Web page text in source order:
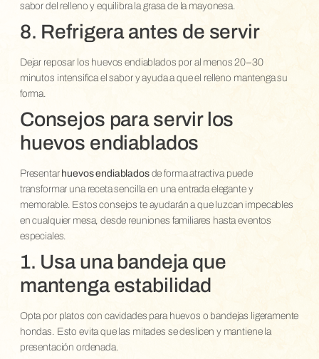
sabor del relleno y equilibra la grasa de la mayonesa.
8. Refrigera antes de servir
Dejar reposar los huevos endiablados por al menos 20–30
minutos intensifica el sabor y ayuda a que el relleno mantenga su
forma.
Consejos para servir los
huevos endiablados
Presentar huevos endiabladosde forma atractiva puede
transformar una receta sencilla en una entrada elegante y
memorable. Estos consejos te ayudarán a que luzcan impecables
en cualquier mesa, desde reuniones familiares hasta eventos
especiales.
1. Usa una bandeja que
mantenga estabilidad
Opta por platos con cavidades para huevos o bandejas ligeramente
hondas. Esto evita que las mitades se deslicen y mantiene la
presentación ordenada.